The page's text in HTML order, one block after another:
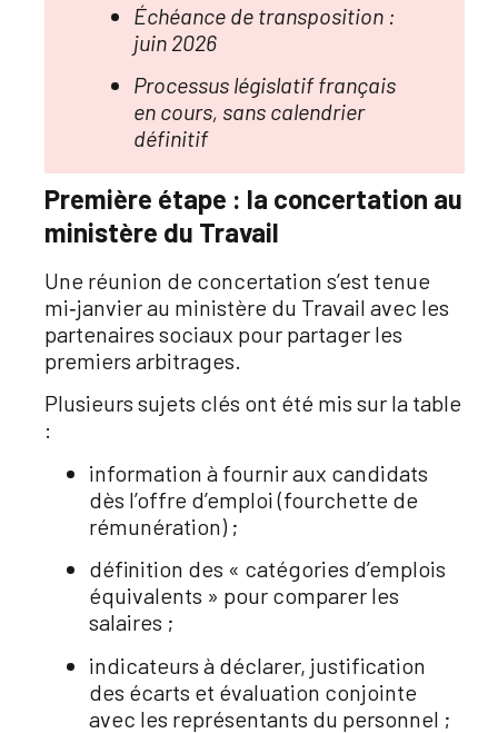
Échéance de transposition :
juin 2026
Processus législatif français
en cours, sans calendrier
définitif
Première étape : la concertation au
ministère du Travail
Une réunion de concertation s’est tenue
mi‑janvier au ministère du Travail avec les
partenaires sociaux pour partager les
premiers arbitrages.
Plusieurs sujets clés ont été mis sur la table
:
information à fournir aux candidats
dès l’offre d’emploi (fourchette de
rémunération) ;
définition des « catégories d’emplois
équivalents » pour comparer les
salaires ;
indicateurs à déclarer, justification
des écarts et évaluation conjointe
avec les représentants du personnel ;